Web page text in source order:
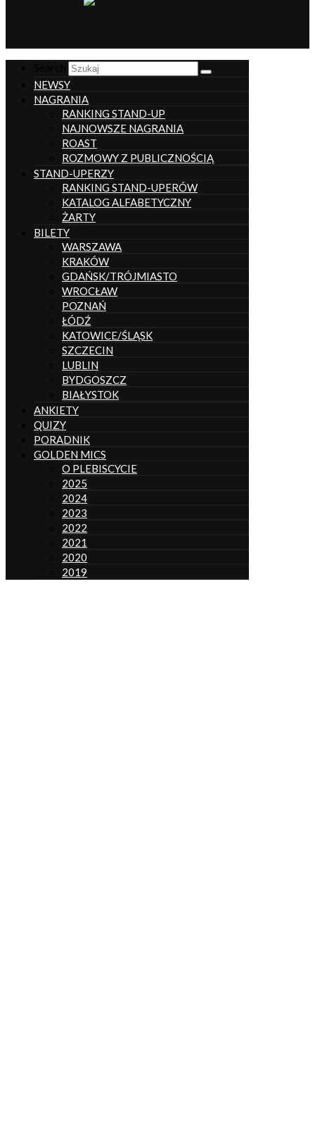
NEWSY
NAGRANIA
RANKING STAND-UP
NAJNOWSZE NAGRANIA
ROAST
ROZMOWY Z PUBLICZNOŚCIĄ
STAND-UPERZY
RANKING STAND-UPERÓW
KATALOG ALFABETYCZNY
ŻARTY
BILETY
WARSZAWA
KRAKÓW
GDAŃSK/TRÓJMIASTO
WROCŁAW
POZNAŃ
ŁÓDŹ
KATOWICE/ŚLĄSK
SZCZECIN
LUBLIN
BYDGOSZCZ
BIAŁYSTOK
ANKIETY
QUIZY
PORADNIK
GOLDEN MICS
O PLEBISCYCIE
2025
2024
2023
2022
2021
2020
2019